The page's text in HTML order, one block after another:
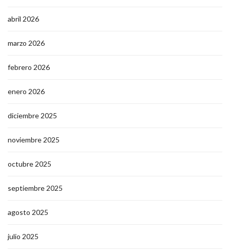
abril 2026
marzo 2026
febrero 2026
enero 2026
diciembre 2025
noviembre 2025
octubre 2025
septiembre 2025
agosto 2025
julio 2025